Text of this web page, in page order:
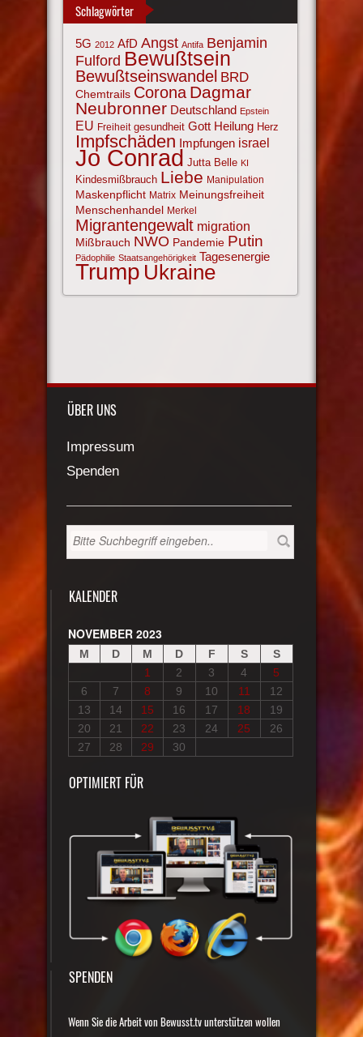
Schlagwörter
5G 2012 AfD Angst Antifa Benjamin
Fulford Bewußtsein
Bewußtseinswandel BRD
Chemtrails Corona Dagmar
Neubronner Deutschland Epstein
EU Freiheit gesundheit Gott Heilung Herz
Impfschäden Impfungen israel
Jo Conrad Jutta Belle KI
Kindesmißbrauch Liebe Manipulation
Maskenpflicht Matrix Meinungsfreiheit
Menschenhandel Merkel
Migrantengewalt migration
Mißbrauch NWO Pandemie Putin
Pädophilie Staatsangehörigkeit Tagesenergie
Trump Ukraine
ÜBER UNS
Impressum
Spenden
KALENDER
NOVEMBER 2023
M D M D F S
S
1
2 3 4
5
6
7 8 9 10 11
12
13
14 15 16 17 18
19
20
21 22 23 24 25
26
27
28 29 30
OPTIMIERT FÜR
SPENDEN
Wenn Sie die Arbeit von Bewusst.tv unterstützen wollen